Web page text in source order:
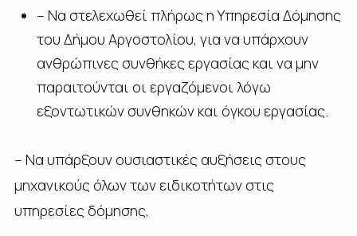
– Να στελεχωθεί πλήρως η Υπηρεσία Δόμησης
του Δήμου Αργοστολίου, για να υπάρχουν
ανθρώπινες συνθήκες εργασίας και να μην
παραιτούνται οι εργαζόμενοι λόγω
εξοντωτικών συνθηκών και όγκου εργασίας.
– Να υπάρξουν ουσιαστικές αυξήσεις στους
μηχανικούς όλων των ειδικοτήτων στις
υπηρεσίες δόμησης,